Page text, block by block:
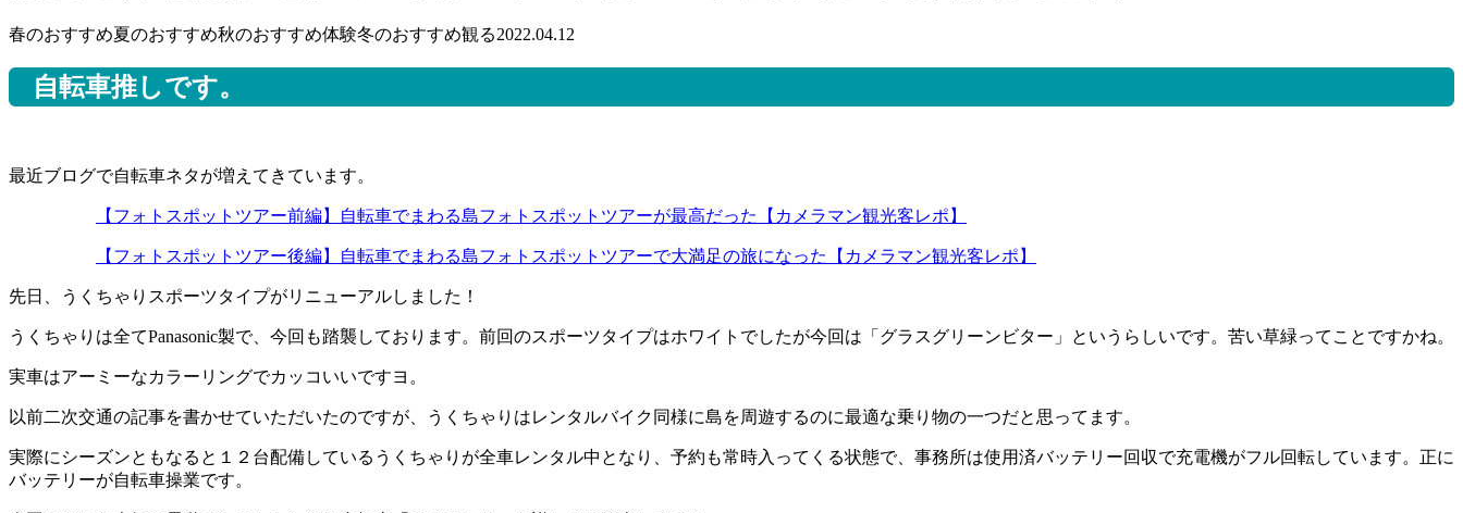
春のおすすめ夏のおすすめ秋のおすすめ体験冬のおすすめ観る2022.04.12
自転車推しです。
最近ブログで自転車ネタが増えてきています。
【フォトスポットツアー前編】自転車でまわる島フォトスポットツアーが最高だった【カメラマン観光客レポ】
【フォトスポットツアー後編】自転車でまわる島フォトスポットツアーで大満足の旅になった【カメラマン観光客レポ】
先日、うくちゃりスポーツタイプがリニューアルしました！
うくちゃりは全てPanasonic製で、今回も踏襲しております。前回のスポーツタイプはホワイトでしたが今回は「グラスグリーンビター」というらしいです。苦い草緑ってことですかね。
実車はアーミーなカラーリングでカッコいいですヨ。
以前二次交通の記事を書かせていただいたのですが、うくちゃりはレンタルバイク同様に島を周遊するのに最適な乗り物の一つだと思ってます。
実際にシーズンともなると１２台配備しているうくちゃりが全車レンタル中となり、予約も常時入ってくる状態で、事務所は使用済バッテリー回収で充電機がフル回転しています。正に
バッテリーが自転車操業です。